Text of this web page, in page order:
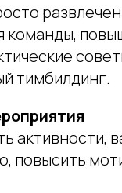
команды,
тимбилдинг.
активности,
повысить